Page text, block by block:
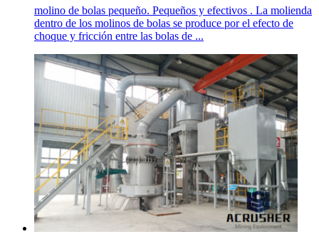
molino de bolas pequeño. Pequeños y efectivos . La molienda
dentro de los molinos de bolas se produce por el efecto de
choque y fricción entre las bolas de ...